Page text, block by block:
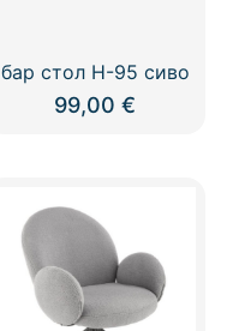
бар стол Н-95 сиво
99,00€